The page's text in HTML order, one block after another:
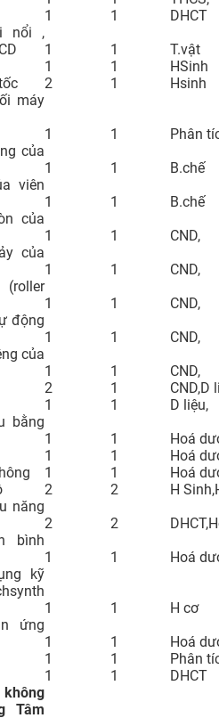
1 1
DHCT
nổi ,
1 1
T.vật
1 1
HSinh
2 1 Hsinh
máy
1 1
Phân
của
1 1
B.chế
viên
1 1
B.chế
của
1 1
CND,
của
1 1
CND,
1 1
CND,
động
1 1
CND,
của
1 1
CND,
2 1
CND,D
1 1
D liệu,
bằng
1 1
Hoá
1 1
Hoá
1 1
Hoá
2 2
H
năng
2 2
bình
1 1 Hoá
kỹ
1 1
H cơ
ứng
1 1
Hoá
1 1
Phân
1 1 DHCT
Tâm